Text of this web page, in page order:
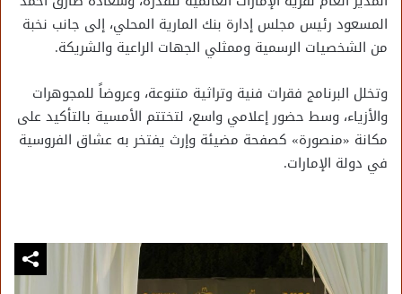
المسعود رئيس مجلس إدارة بنك المارية المحلي، إلى جانب نخبة
من الشخصيات الرسمية وممثلي الجهات الراعية والشريكة.
وتخلل البرنامج فقرات فنية وتراثية متنوعة، وعروضاً للمجوهرات
والأزياء، وسط حضور إعلامي واسع، لتختتم الأمسية بالتأكيد على
مكانة «منصورة» كصفحة مضيئة وإرث يفتخر به عشاق الفروسية
في دولة الإمارات.